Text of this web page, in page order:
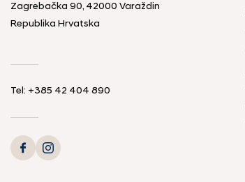
Zagrebačka 90, 42000 Varaždin
Republika Hrvatska
Tel: +385 42 404 890